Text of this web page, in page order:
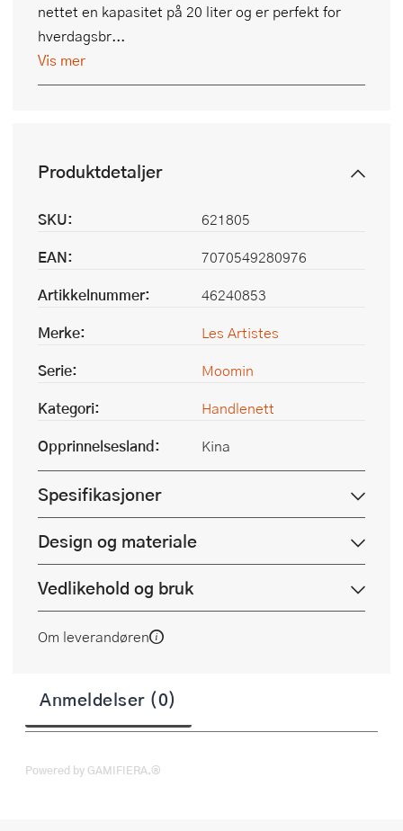
nettet en kapasitet på 20 liter og er perfekt for
hverdagsbr...
Vis mer
Produktdetaljer
SKU:
621805
EAN:
7070549280976
Artikkelnummer:
46240853
Merke:
Les Artistes
Serie:
Moomin
Kategori:
Handlenett
Opprinnelsesland:
Kina
Spesifikasjoner
Design og materiale
Vedlikehold og bruk
Om leverandøren
Anmeldelser (0)
Powered by GAMIFIERA.®